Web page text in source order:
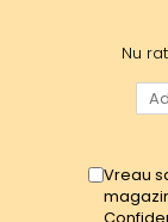
Nu
Vreau